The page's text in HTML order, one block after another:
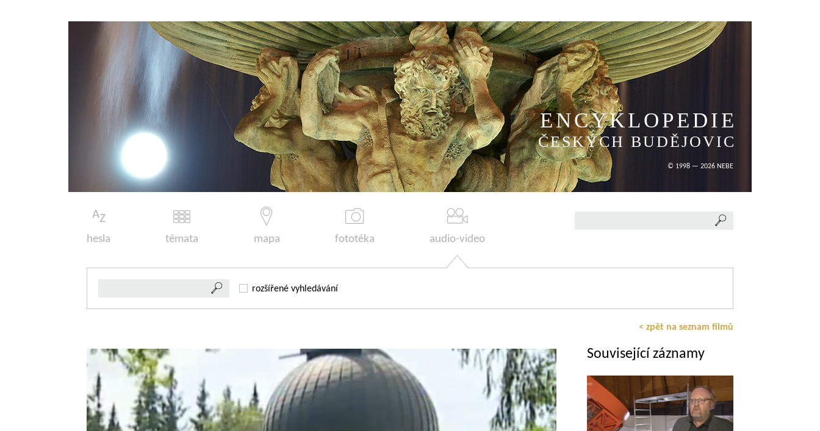
ENCYKLOPEDIE
ČESKÝCH BUDĚJOVIC
© 1998 — 2026 NEBE
hesla témata mapa fototéka audio-video
rozšířené vyhledávání
< zpět na seznam filmů
Související záznamy